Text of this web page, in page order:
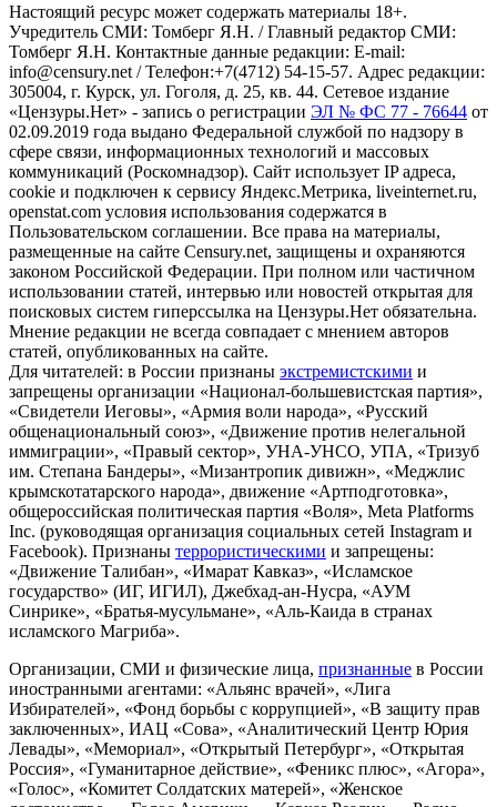
Настоящий ресурс может содержать материалы 18+.
Учредитель СМИ: Томберг Я.Н. / Главный редактор СМИ:
Томберг Я.Н. Контактные данные редакции: E-mail:
info@censury.net / Телефон:+7(4712) 54-15-57. Адрес редакции:
305004, г. Курск, ул. Гоголя, д. 25, кв. 44. Сетевое издание
«Цензуры.Нет» - запись о регистрации ЭЛ № ФС 77 - 76644 от
02.09.2019 года выдано Федеральной службой по надзору в
сфере связи, информационных технологий и массовых
коммуникаций (Роскомнадзор). Сайт использует IP адреса,
cookie и подключен к сервису Яндекс.Метрика, liveinternet.ru,
openstat.com условия использования содержатся в
Пользовательском соглашении. Все права на материалы,
размещенные на сайте Censury.net, защищены и охраняются
законом Российской Федерации. При полном или частичном
использовании статей, интервью или новостей открытая для
поисковых систем гиперссылка на Цензуры.Нет обязательна.
Мнение редакции не всегда совпадает с мнением авторов
статей, опубликованных на сайте.
Для читателей: в России признаны экстремистскими и
запрещены организации «Национал-большевистская партия»,
«Свидетели Иеговы», «Армия воли народа», «Русский
общенациональный союз», «Движение против нелегальной
иммиграции», «Правый сектор», УНА-УНСО, УПА, «Тризуб
им. Степана Бандеры», «Мизантропик дивижн», «Меджлис
крымскотатарского народа», движение «Артподготовка»,
общероссийская политическая партия «Воля», Meta Platforms
Inc. (руководящая организация социальных сетей Instagram и
Facebook). Признаны террористическими и запрещены:
«Движение Талибан», «Имарат Кавказ», «Исламское
государство» (ИГ, ИГИЛ), Джебхад-ан-Нусра, «АУМ
Синрике», «Братья-мусульмане», «Аль-Каида в странах
исламского Магриба».
Организации, СМИ и физические лица, признанные в России
иностранными агентами: «Альянс врачей», «Лига
Избирателей», «Фонд борьбы с коррупцией», «В защиту прав
заключенных», ИАЦ «Сова», «Аналитический Центр Юрия
Левады», «Мемориал», «Открытый Петербург», «Открытая
Россия», «Гуманитарное действие», «Феникс плюс», «Агора»,
«Голос», «Комитет Солдатских матерей», «Женское